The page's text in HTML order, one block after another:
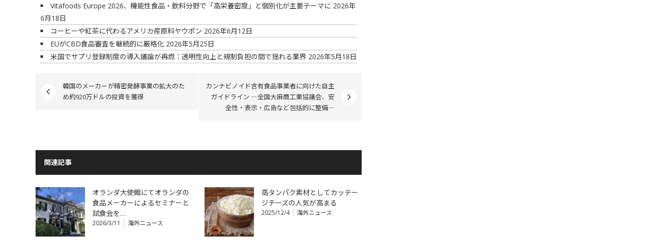
Vitafoods Europe 2026、機能性食品・飲料分野で「高栄養密度」と個別化が主要テーマに 2026年
6月18日
コーヒーや紅茶に代わるアメリカ産原料ヤウポン 2026年6月12日
EUがCBD食品審査を継続的に厳格化 2026年5月25日
米国でサプリ登録制度の導入議論が再燃：透明性向上と規制負担の間で揺れる業界 2026年5月18日
韓国のメーカーが精密発酵事業の拡大のた
め約920万ドルの投資を獲得
カンナビノイド含有食品事業者に向けた自主
ガイドライン ―全国大麻商工業協議会、安
全性・表示・広告など包括的に整備―
関連記事
オランダ大使館にてオランダの
食品メーカーによるセミナーと
試食会を…
2026/3/11 海外ニュース
高タンパク素材としてカッテー
ジチーズの人気が高まる
2025/12/4 海外ニュース